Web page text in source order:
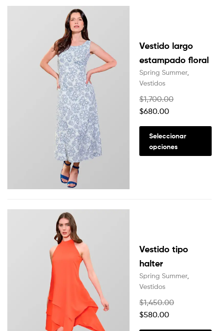
Vestido largo
estampado floral
Spring Summer,
Vestidos
$1,700.00
$680.00
Seleccionar
opciones
Vestido tipo
halter
Spring Summer,
Vestidos
$1,450.00
$580.00